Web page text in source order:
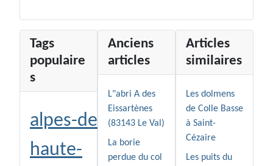
Tags
populaire
s
alpes-de-
haute-
Anciens
articles
L"abri A des
Eissartènes
(83143 Le Val)
La borie
perdue du col
Articles
similaires
Les dolmens
de Colle Basse
à Saint-
Cézaire
Les puits du